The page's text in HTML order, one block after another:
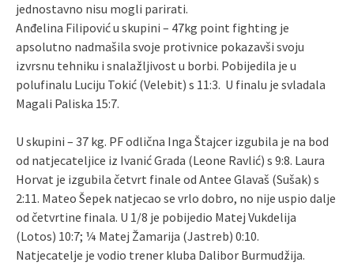
jednostavno nisu mogli parirati.
Anđelina Filipović u skupini – 47kg point fighting je
apsolutno nadmašila svoje protivnice pokazavši svoju
izvrsnu tehniku i snalažljivost u borbi. Pobijedila je u
polufinalu Luciju Tokić (Velebit) s 11:3. U finalu je svladala
Magali Paliska 15:7.
U skupini – 37 kg. PF odlična Inga Štajcer izgubila je na bod
od natjecateljice iz Ivanić Grada (Leone Ravlić) s 9:8. Laura
Horvat je izgubila četvrt finale od Antee Glavaš (Sušak) s
2:11. Mateo Šepek natjecao se vrlo dobro, no nije uspio dalje
od četvrtine finala. U 1/8 je pobijedio Matej Vukdelija
(Lotos) 10:7; ¼ Matej Žamarija (Jastreb) 0:10.
Natjecatelje je vodio trener kluba Dalibor Burmudžija.